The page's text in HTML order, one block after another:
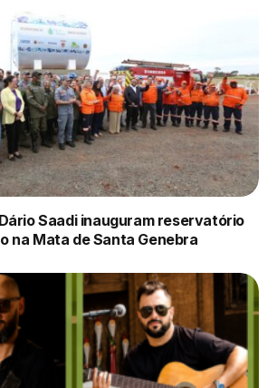
Saadi inauguram reservatório
na Mata de Santa Genebra